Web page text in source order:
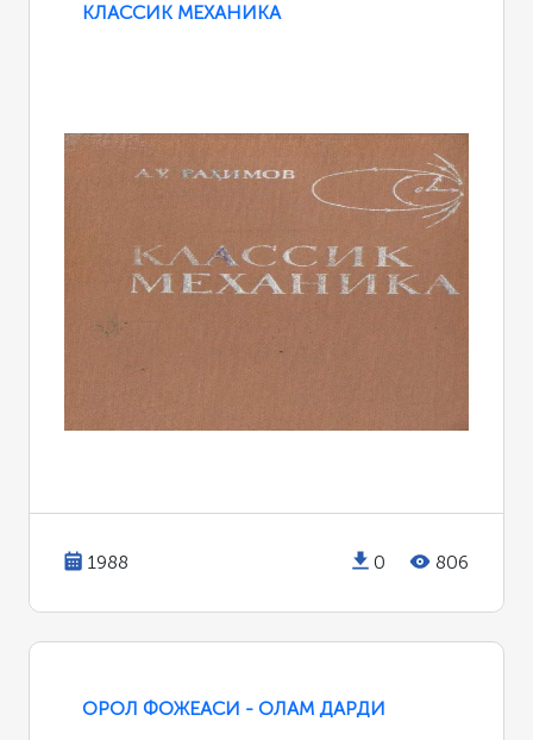
КЛАССИК МЕХАНИКА
1988 0 806
ОРОЛ ФОЖЕАСИ - ОЛАМ ДАРДИ